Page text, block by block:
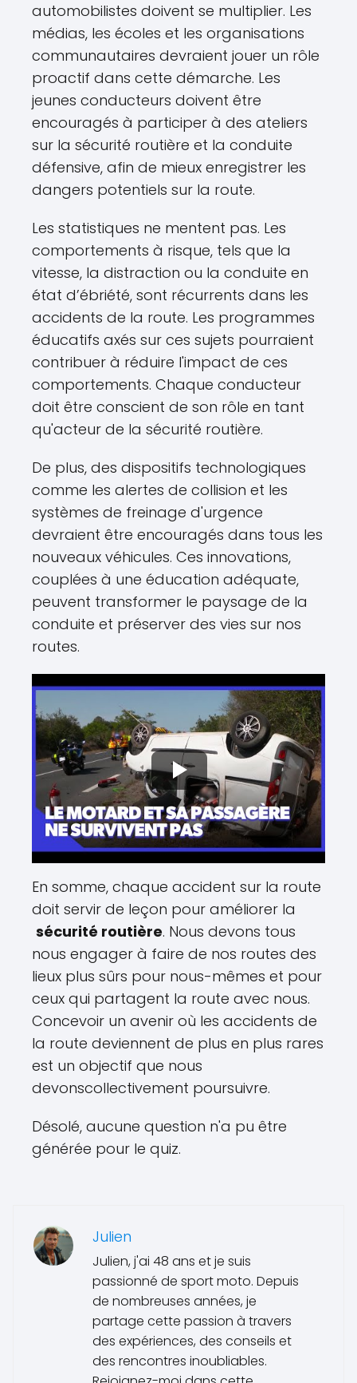
automobilistes doivent se multiplier. Les
médias, les écoles et les organisations
communautaires devraient jouer un rôle
proactif dans cette démarche. Les
jeunes conducteurs doivent être
encouragés à participer à des ateliers
sur la sécurité routière et la conduite
défensive, afin de mieux enregistrer les
dangers potentiels sur la route.
Les statistiques ne mentent pas. Les
comportements à risque, tels que la
vitesse, la distraction ou la conduite en
état d’ébriété, sont récurrents dans les
accidents de la route. Les programmes
éducatifs axés sur ces sujets pourraient
contribuer à réduire l'impact de ces
comportements. Chaque conducteur
doit être conscient de son rôle en tant
qu'acteur de la sécurité routière.
De plus, des dispositifs technologiques
comme les alertes de collision et les
systèmes de freinage d'urgence
devraient être encouragés dans tous les
nouveaux véhicules. Ces innovations,
couplées à une éducation adéquate,
peuvent transformer le paysage de la
conduite et préserver des vies sur nos
routes.
En somme, chaque accident sur la route
doit servir de leçon pour améliorer la
sécurité routière. Nous devons tous
nous engager à faire de nos routes des
lieux plus sûrs pour nous-mêmes et pour
ceux qui partagent la route avec nous.
Concevoir un avenir où les accidents de
la route deviennent de plus en plus rares
est un objectif que nous
devonscollectivement poursuivre.
Désolé, aucune question n'a pu être
générée pour le quiz.
Julien
Julien, j'ai 48 ans et je suis
passionné de sport moto. Depuis
de nombreuses années, je
partage cette passion à travers
des expériences, des conseils et
des rencontres inoubliables.